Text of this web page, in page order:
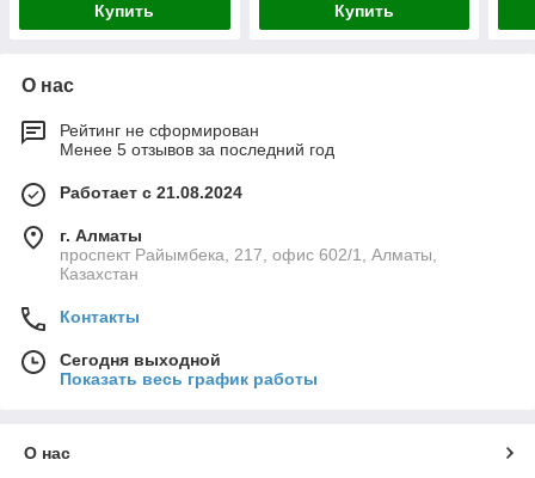
Купить Купить
О нас
Рейтинг не сформирован
Менее 5 отзывов за последний год
Работает с 21.08.2024
г. Алматы
проспект Райымбека, 217, офис 602/1, Алматы,
Казахстан
Контакты
Сегодня выходной
Показать весь график работы
О нас